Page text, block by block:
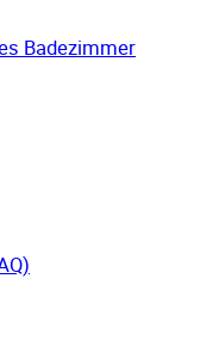
Badezimmer